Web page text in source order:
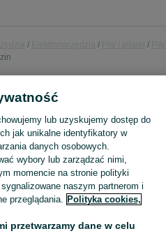
Zobacz
lub uzyskujemy dostęp do
jak unikalne identyfikatory w
danych osobowych.
wybory lub zarządzać nimi,
momencie na stronie polityki
naszym partnerom i
przeglądania. Polityka cookies,
przetwarzamy dane w celu